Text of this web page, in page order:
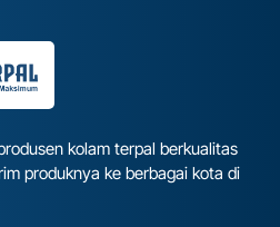
kolam terpal berkualitas
produknya ke berbagai kota di